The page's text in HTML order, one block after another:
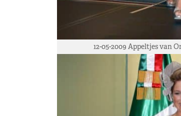
12-05-2009 Appeltjes van